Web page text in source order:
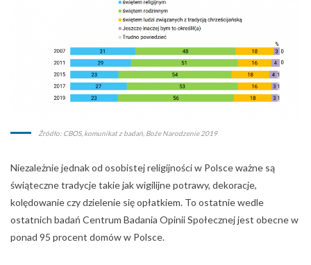
Źródło: CBOS, komunikat z badań, Boże Narodzenie 2019
Niezależnie jednak od osobistej religijności w Polsce ważne są
świąteczne tradycje takie jak wigilijne potrawy, dekoracje,
kolędowanie czy dzielenie się opłatkiem. To ostatnie wedle
ostatnich badań Centrum Badania Opinii Społecznej jest obecne w
ponad 95 procent domów w Polsce.